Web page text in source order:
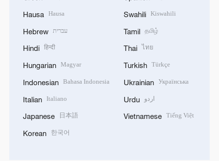
Hausa Hausa
Hebrew עברית
Hindi हिन्दी
Hungarian Magyar
Indonesian Bahasa Indonesia
Italian Italiano
Japanese 日本語
Korean 한국어
Swahili Kiswahili
Tamil தமிழ்
Thai ไทย
Turkish Türkçe
Ukrainian Українська
Urdu اردو
Vietnamese Tiếng Việt